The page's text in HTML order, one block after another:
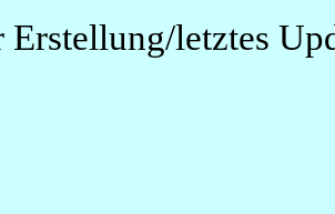
Erstellung/letztes